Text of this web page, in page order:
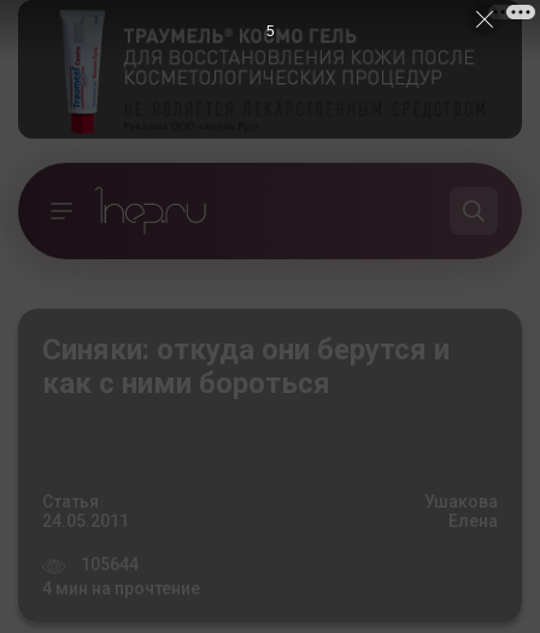
Синяки: откуда они берутся и
как с ними бороться
Статья
24.05.2011
105644
4 мин на прочтение
Ушакова
Елена
4